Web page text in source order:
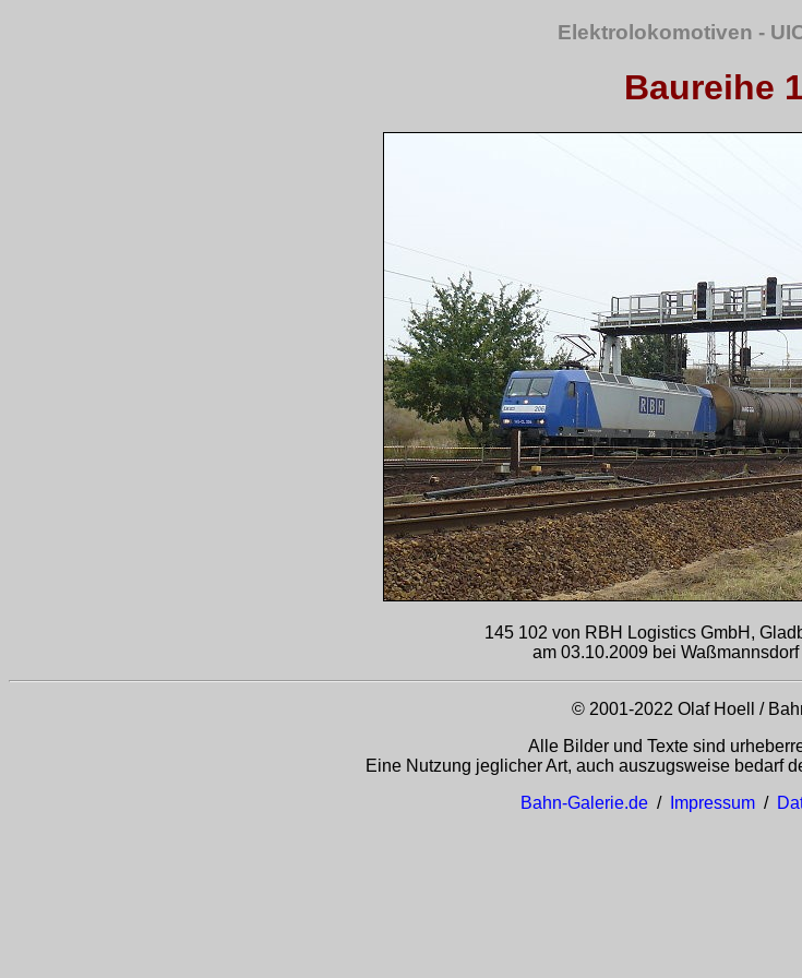
Elektrolokomotiven -
Baureihe
145 102 von RBH Logistics GmbH,
am 03.10.2009 bei Waßmannsdorf
© 2001-2022 Olaf Hoell /
Alle Bilder und Texte sind
Eine Nutzung jeglicher Art, auch auszugsweise bedarf
Bahn-Galerie.de / Impressum/